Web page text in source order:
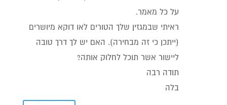
על כל מאמר.
ראיתי שבמגזין שלך הטורים לאו דוקא מיושרים
(ייתכן כי זה מבחירה). האם יש לך דרך טובה
ליישור אשר תוכל לחלוק אותה?
תודה רבה
בלה